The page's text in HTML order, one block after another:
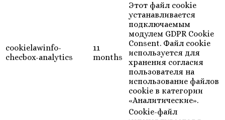
cookielawinfo-
checbox-analytics
11
months
Этот файл cookie
устанавливается
подключаемым
модулем GDPR Cookie
Consent. Файл cookie
используется для
хранения согласия
пользователя на
использование файлов
cookie в категории
«Аналитические».
Cookie-файл